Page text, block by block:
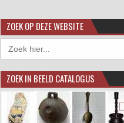
ZOEK OP DEZE WEBSITE
Zoek
naar:
ZOEK IN BEELD CATALOGUS